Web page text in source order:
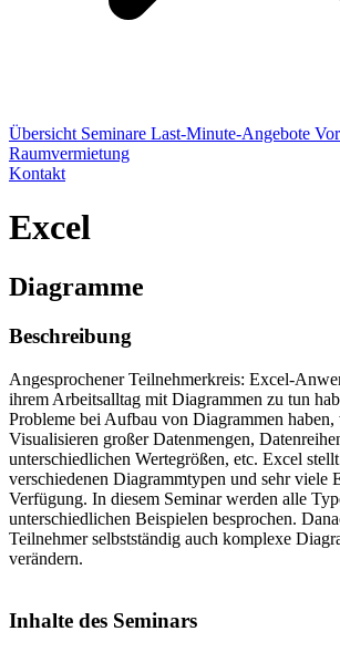
Übersicht Seminare Last-Minute-Angebote
Raumvermietung
Kontakt
Excel
Diagramme
Beschreibung
Angesprochener Teilnehmerkreis: Excel-
ihrem Arbeitsalltag mit Diagrammen zu tun
Probleme bei Aufbau von Diagrammen
Visualisieren großer Datenmengen,
unterschiedlichen Wertegrößen, etc. Excel
verschiedenen Diagrammtypen und sehr viele
Verfügung. In diesem Seminar werden alle
unterschiedlichen Beispielen besprochen.
Teilnehmer selbstständig auch komplexe
verändern.
Inhalte des Seminars